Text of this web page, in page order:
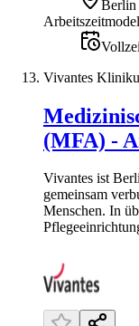
Berlin
Vivantes
(MFA) -
Vivantes ist
gemeinsam
Menschen. In